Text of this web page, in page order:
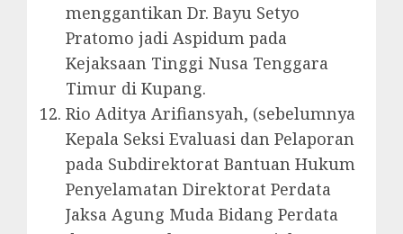
menggantikan Dr. Bayu Setyo
Pratomo jadi Aspidum pada
Kejaksaan Tinggi Nusa Tenggara
Timur di Kupang.
Rio Aditya Arifiansyah, (sebelumnya
Kepala Seksi Evaluasi dan Pelaporan
pada Subdirektorat Bantuan Hukum
Penyelamatan Direktorat Perdata
Jaksa Agung Muda Bidang Perdata